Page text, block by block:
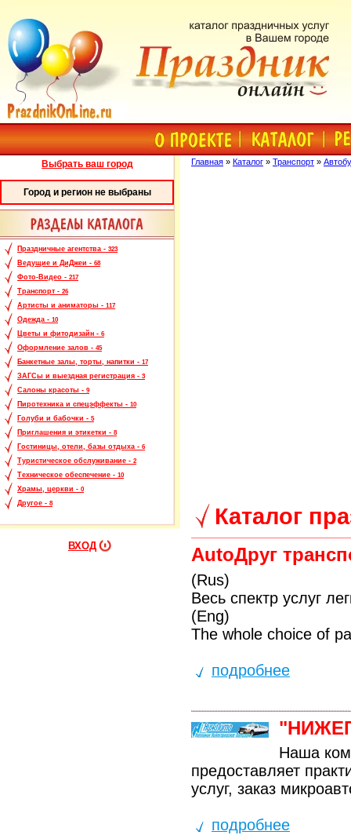
Выбрать ваш город
Город и регион не выбраны
Праздничные агентства - 323
Ведущие и ДиДжеи - 68
Фото-Видео - 217
Транспорт - 26
Артисты и аниматоры - 117
Одежда - 10
Цветы и фитодизайн - 6
Оформление залов - 45
Банкетные залы, торты, напитки - 17
ЗАГСы и выездная регистрация - 3
Салоны красоты - 9
Пиротехника и спецэффекты - 10
Голуби и бабочки - 5
Приглашения и этикетки - 8
Гостиницы, отели, базы отдыха - 6
Туристическое обслуживание - 2
Техническое обеспечение - 10
Храмы, церкви - 0
Другое - 8
ВХОД
Главная » Каталог » Транспорт »
Каталог
AutoДруг
(Rus)
Весь спектр услуг
(Eng)
The whole choice of
подробнее
Наша
предоставляет
услуг, заказ
подробнее